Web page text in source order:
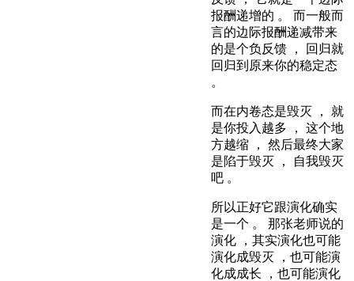
报酬递增的 。 而一般而
言的边际报酬递减带来
的是个负反馈 ， 回归就
回归到原来你的稳定态
。
而在内卷态是毁灭 ， 就
是你投入越多 ， 这个地
方越缩 ， 然后最终大家
是陷于毁灭 ， 自我毁灭
吧 。
所以正好它跟演化确实
是一个 。 那张老师说的
演化 ，其实演化也可能
演化成毁灭 ，也可能演
化成成长 ，也可能演化